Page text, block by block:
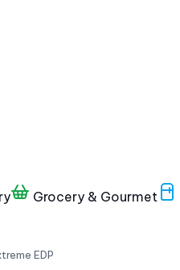
Grocery & Gourmet
EDP